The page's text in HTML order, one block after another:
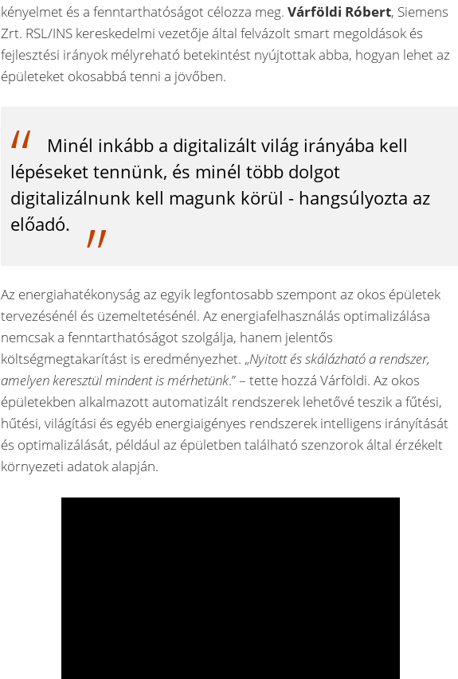
kényelmet és a fenntarthatóságot célozza meg.Várföldi Róbert, Siemens
Zrt. RSL/INS kereskedelmi vezetője által felvázolt smart megoldások és
fejlesztési irányok mélyreható betekintést nyújtottak abba, hogyan lehet az
épületeket okosabbá tenni a jövőben.
Minél inkább a digitalizált világ irányába kell
lépéseket tennünk, és minél több dolgot
digitalizálnunk kell magunk körül - hangsúlyozta az
előadó.
Az energiahatékonyság az egyik legfontosabb szempont az okos épületek
tervezésénél és üzemeltetésénél. Az energiafelhasználás optimalizálása
nemcsak a fenntarthatóságot szolgálja, hanem jelentős
költségmegtakarítást is eredményezhet. „Nyitott és skálázható a rendszer,
amelyen keresztül mindent is mérhetünk.” – tette hozzá Várföldi. Az okos
épületekben alkalmazott automatizált rendszerek lehetővé teszik a fűtési,
hűtési, világítási és egyéb energiaigényes rendszerek intelligens irányítását
és optimalizálását, például az épületben található szenzorok által érzékelt
környezeti adatok alapján.